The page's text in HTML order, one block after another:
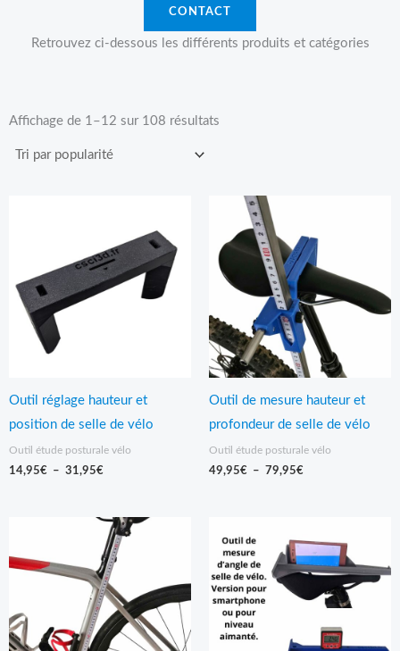
CONTACT
Retrouvez ci-dessous les différents produits et catégories
Affichage de 1–12 sur 108 résultats
Outil réglage hauteur et
position de selle de vélo
Outil étude posturale vélo
14,95€ – 31,95€
14,95€
à
31,95€
Outil de mesure hauteur et
profondeur de selle de vélo
Outil étude posturale vélo
49,95€ – 79,95€
49,95€
à
79,95€
Plage
de
prix :
99,95€
à
140,95€
de
prix :
19,95€
22,95€